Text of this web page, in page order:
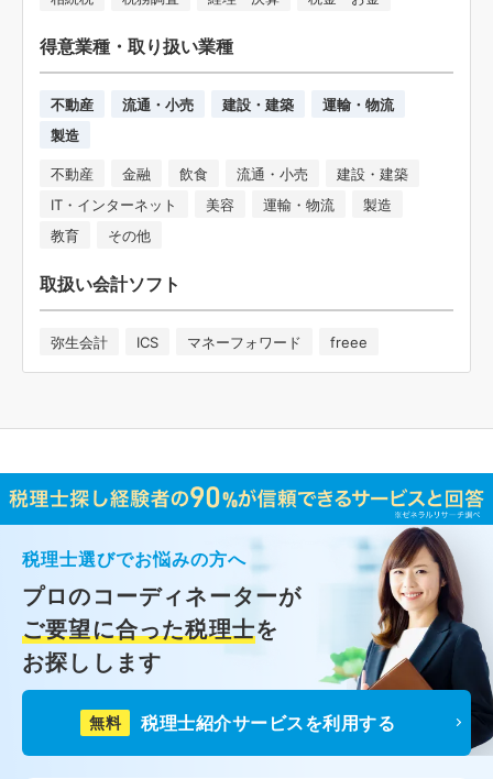
得意業種・取り扱い業種
不動産 流通・小売 建設・建築
運輸・物流
製造
不動産 金融 飲食 流通・小売
建設・建築
IT・インターネット
美容 運輸・物流
製造
教育
その他
取扱い会計ソフト
弥生会計 ICS マネーフォワード freee
税理士選びでお悩みの方へ
プロのコーディネーターが
ご要望に合った税理士を
お探しします
無料 税理士紹介サービスを利用する